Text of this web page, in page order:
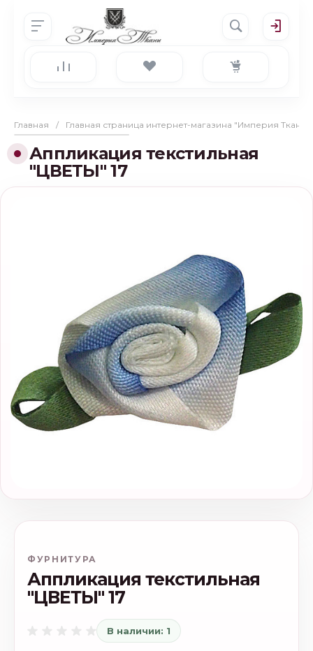
Главная / Главная страница интернет-магазина "Империя Ткани"
Аппликация текстильная
"ЦВЕТЫ" 17
ФУРНИТУРА
Аппликация текстильная
"ЦВЕТЫ" 17
В наличии: 1